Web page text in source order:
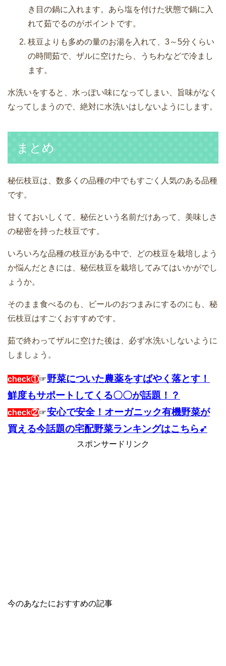
き目の鍋に入れます。あら塩を付けた状態で鍋に入
れて茹でるのがポイントです。
枝豆よりも多めの量のお湯を入れて、3～5分くらい
の時間茹で、ザルに空けたら、うちわなどで冷まし
ます。
水洗いをすると、水っぽい味になってしまい、旨味がなく
なってしまうので、絶対に水洗いはしないようにします。
まとめ
秘伝枝豆は、数多くの品種の中でもすごく人気のある品種
です。
甘くておいしくて、秘伝という名前だけあって、美味しさ
の秘密を持った枝豆です。
いろいろな品種の枝豆がある中で、どの枝豆を栽培しよう
か悩んだときには、秘伝枝豆を栽培してみてはいかがでし
ょうか。
そのまま食べるのも、ビールのおつまみにするのにも、秘
伝枝豆はすごくおすすめです。
茹で終わってザルに空けた後は、必ず水洗いしないように
しましょう。
check①☞野菜についた農薬をすばやく落とす！
鮮度もサポートしてくる〇〇が話題！？
check②☞安心で安全！オーガニック有機野菜が
買える今話題の宅配野菜ランキングはこちら➹
スポンサードリンク
今のあなたにおすすめの記事